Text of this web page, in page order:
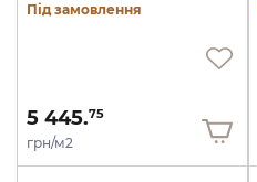
Під замовлення
5 445.75
грн/м2